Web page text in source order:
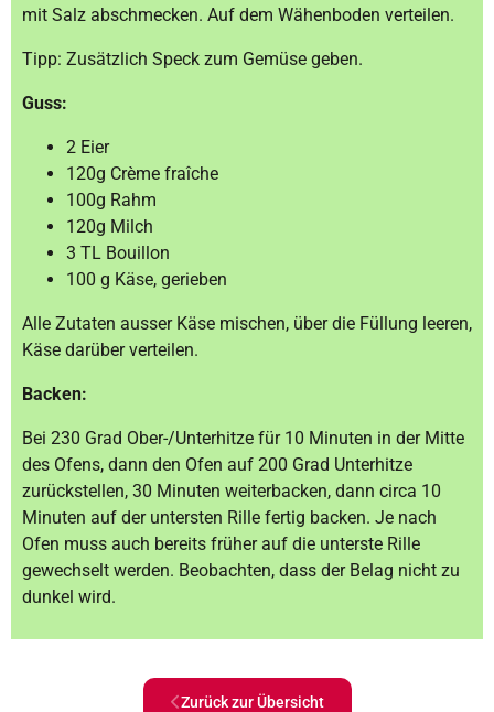
mit Salz abschmecken. Auf dem Wähenboden verteilen.
Tipp: Zusätzlich Speck zum Gemüse geben.
Guss:
2 Eier
120g Crème fraîche
100g Rahm
120g Milch
3 TL Bouillon
100 g Käse, gerieben
Alle Zutaten ausser Käse mischen, über die Füllung leeren,
Käse darüber verteilen.
Backen:
Bei 230 Grad Ober-/Unterhitze für 10 Minuten in der Mitte
des Ofens, dann den Ofen auf 200 Grad Unterhitze
zurückstellen, 30 Minuten weiterbacken, dann circa 10
Minuten auf der untersten Rille fertig backen. Je nach
Ofen muss auch bereits früher auf die unterste Rille
gewechselt werden. Beobachten, dass der Belag nicht zu
dunkel wird.
Zurück zur Übersicht